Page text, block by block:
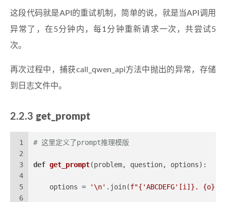
这段代码就是API的重试机制，简单的说，就是当API调用
异常了，在5分钟内，每1分钟重新请求一次，共尝试5
次。
再次过程中，捕获call_qwen_api方法中抛出的异常，存储
到日志文件中。
2.2.3 get_prompt
1
2
3
4
5
6
# 这里定义了prompt推理模版
def get_prompt(problem, question, options):
    options =
'\n' .join(f"{ 'ABCDEFG' [i]} . {o}